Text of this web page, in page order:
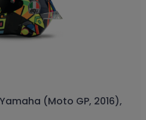
(Moto GP, 2016),